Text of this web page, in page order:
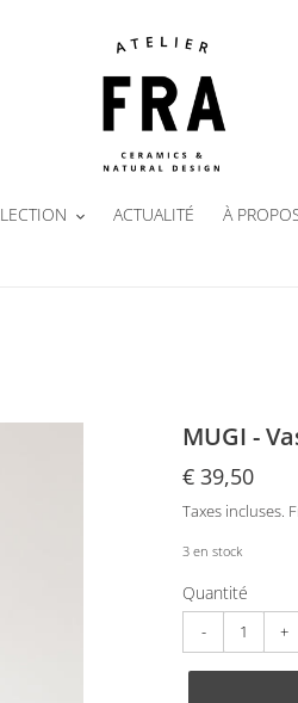
ACTUALITÉ À
MUGI -
Prix
normal
€ 39,50
Taxes incluses.
3 en stock
Quantité